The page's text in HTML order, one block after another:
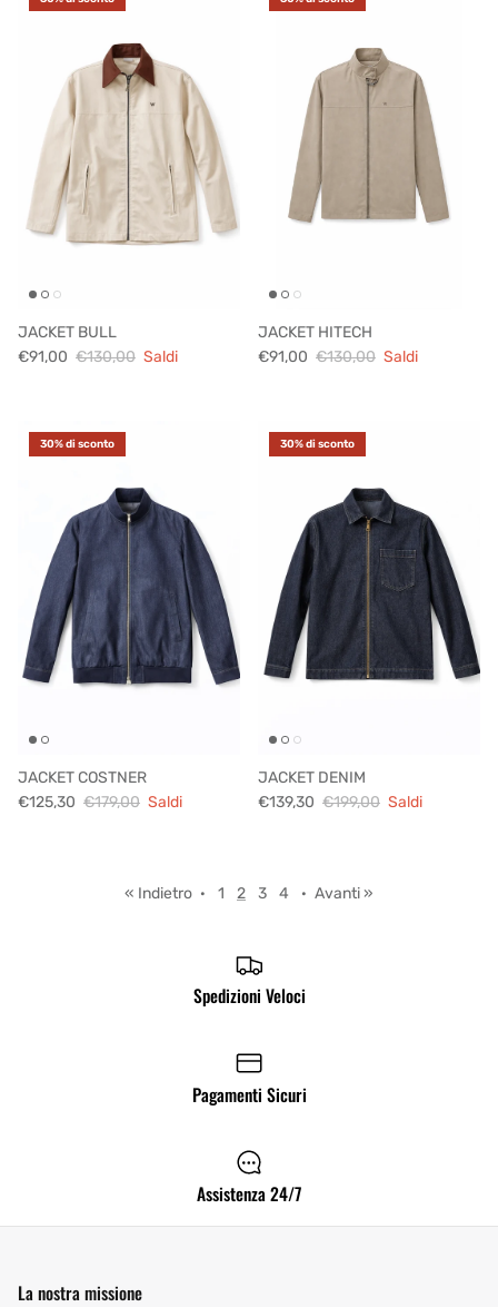
JACKET BULL
€91,00 €130,00 Saldi
JACKET HITECH
€91,00 €130,00 Saldi
30% di sconto
JACKET COSTNER
€125,30 €179,00 Saldi
30% di sconto
JACKET DENIM
€139,30 €199,00 Saldi
« Indietro · 1 2 3 4 · Avanti »
Spedizioni Veloci
Pagamenti Sicuri
Assistenza 24/7
La nostra missione